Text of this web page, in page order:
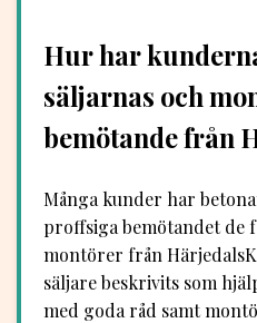
Hur har
säljarnas och
bemötande från
Många kunder har
proffsiga bemötandet de
montörer från
säljare beskrivits som
med goda råd samt